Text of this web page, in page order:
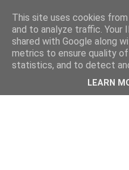
This site uses cookies
and to analyze traffic. Your
shared with Google along
metrics to ensure quality
statistics, and to detect
LEARN